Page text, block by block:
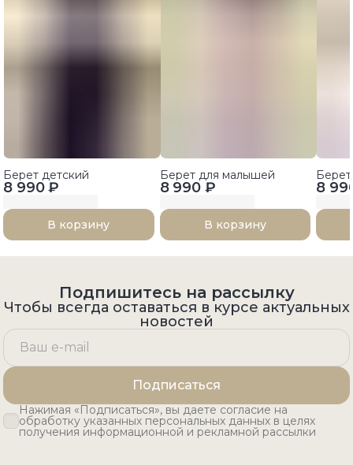
8 990 ₽
Берет детский
В корзину
8 990 ₽
Берет для малышей
В корзину
8
Подпишитесь на рассылку
Чтобы всегда оставаться в курсе актуальных
новостей
Подписаться
Нажимая «Подписаться», вы даете согласие на
обработку указанных персональных данных в целях
получения информационной и рекламной рассылки